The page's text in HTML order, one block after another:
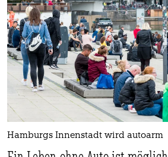
Hamburgs Innenstadt wird autoarm